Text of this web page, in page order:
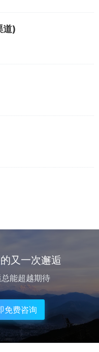
道)
又一次邂逅
能超越期待
免费咨询